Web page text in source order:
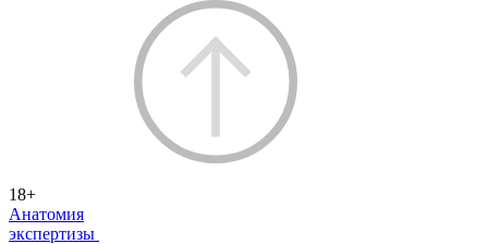
18+
Анатомия
экспертизы